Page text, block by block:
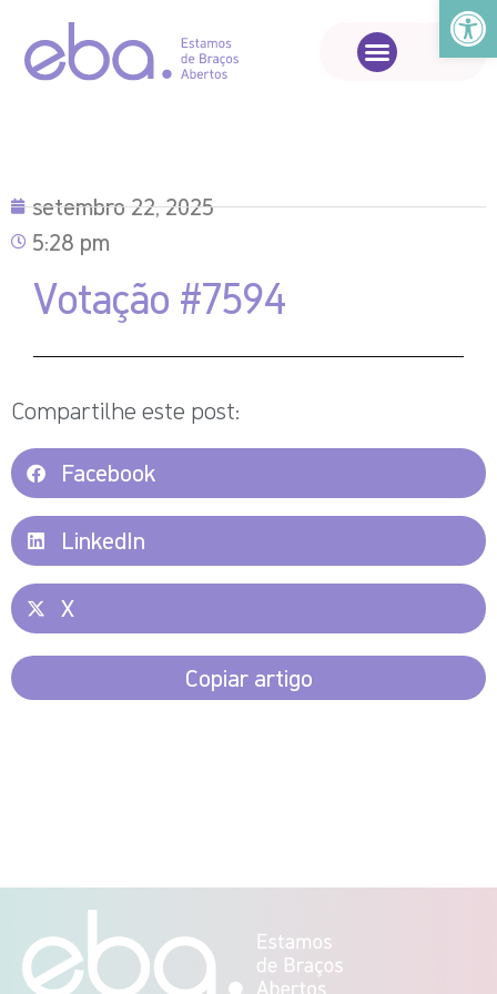
Abrir
setembro 22, 2025
5:28 pm
Votação #7594
Compartilhe este post:
Facebook
LinkedIn
X
Copiar artigo